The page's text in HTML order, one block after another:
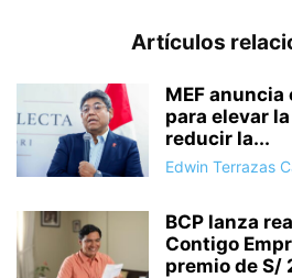
Artículos
MEF
para elevar
reducir la...
Edwin Terrazas
BCP lanza
Contigo
premio de S/